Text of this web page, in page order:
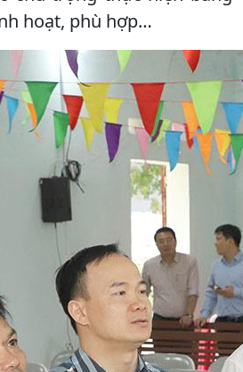
hoạt, phù hợp…